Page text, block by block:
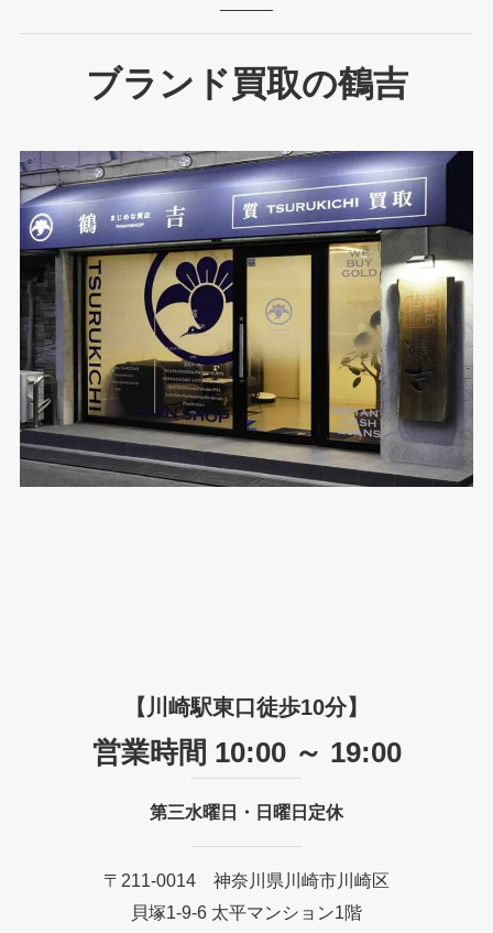
ブランド買取の鶴吉
【川崎駅東口徒歩10分】
営業時間 10:00 ～ 19:00
第三水曜日・日曜日定休
〒211-0014 神奈川県川崎市川崎区
貝塚1-9-6 太平マンション1階